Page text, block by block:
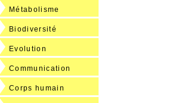
Métabolisme
Biodiversité
Evolution
Communication
Corps humain